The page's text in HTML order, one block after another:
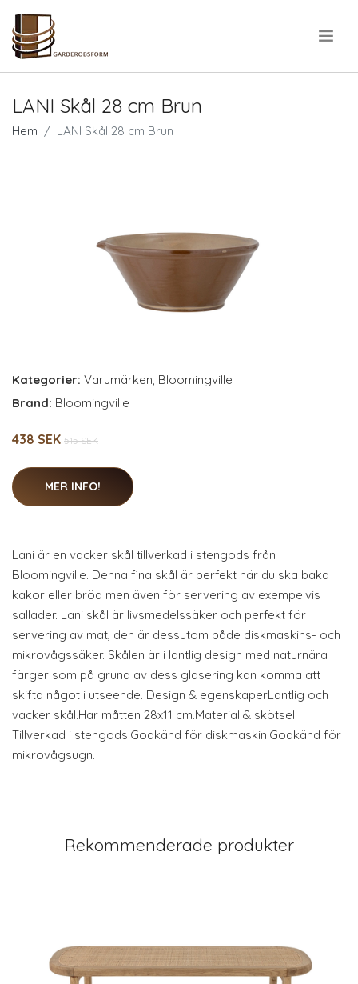
LANI Skål 28 cm Brun
Hem LANI Skål 28 cm Brun
Kategorier: Varumärken, Bloomingville
Brand: Bloomingville
438 SEK 515 SEK
MER INFO!
Lani är en vacker skål tillverkad i stengods från
Bloomingville. Denna fina skål är perfekt när du ska baka
kakor eller bröd men även för servering av exempelvis
sallader. Lani skål är livsmedelssäker och perfekt för
servering av mat, den är dessutom både diskmaskins- och
mikrovågssäker. Skålen är i lantlig design med naturnära
färger som på grund av dess glasering kan komma att
skifta något i utseende. Design & egenskaperLantlig och
vacker skål.Har måtten 28x11 cm.Material & skötsel
Tillverkad i stengods.Godkänd för diskmaskin.Godkänd för
mikrovågsugn.
Rekommenderade produkter